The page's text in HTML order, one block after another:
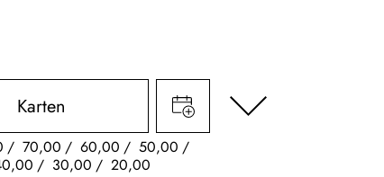
Karten
70,00 60,00
50,00
30,00
20,00